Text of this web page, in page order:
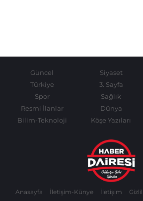
Güncel Siyaset
Türkiye
3. Sayfa
Spor
Sağlık
Resmi İlanlar
Dünya
Bilim-Teknoloji
Köşe Yazıları
Anasayfa İletişim-Künye İletişim